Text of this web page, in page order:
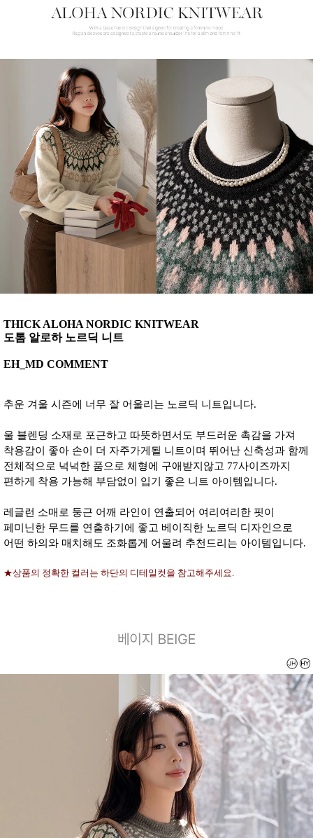
THICK ALOHA NORDIC KNITWEAR
도톰 알로하 노르딕 니트
EH_MD COMMENT
추운 겨울 시즌에 너무 잘 어울리는 노르딕 니트입니다.
울 블렌딩 소재로 포근하고 따뜻하면서도 부드러운 촉감을 가져
착용감이 좋아 손이 더 자주가게될 니트이며 뛰어난 신축성과 함께
전체적으로 넉넉한 품으로 체형에 구애받지않고 77사이즈까지
편하게 착용 가능해 부담없이 입기 좋은 니트 아이템입니다.
레글런 소매로 둥근 어깨 라인이 연출되어 여리여리한 핏이
페미닌한 무드를 연출하기에 좋고 베이직한 노르딕 디자인으로
어떤 하의와 매치해도 조화롭게 어울려 추천드리는 아이템입니다.
★상품의 정확한 컬러는 하단의 디테일컷을 참고해주세요.